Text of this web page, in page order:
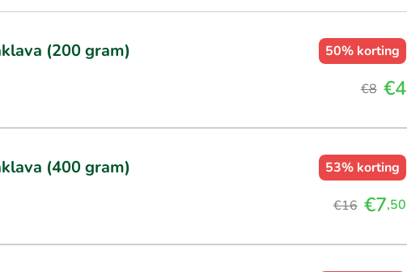
(200 gram) 50% korting
€8 €4
(400 gram) 53% korting
€16 €7,50